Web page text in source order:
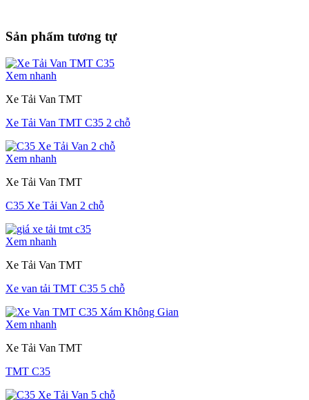
Sản phẩm tương tự
Xem nhanh
Xe Tải Van TMT
Xe Tải Van TMT C35 2 chỗ
Xem nhanh
Xe Tải Van TMT
C35 Xe Tải Van 2 chỗ
Xem nhanh
Xe Tải Van TMT
Xe van tải TMT C35 5 chỗ
Xem nhanh
Xe Tải Van TMT
TMT C35